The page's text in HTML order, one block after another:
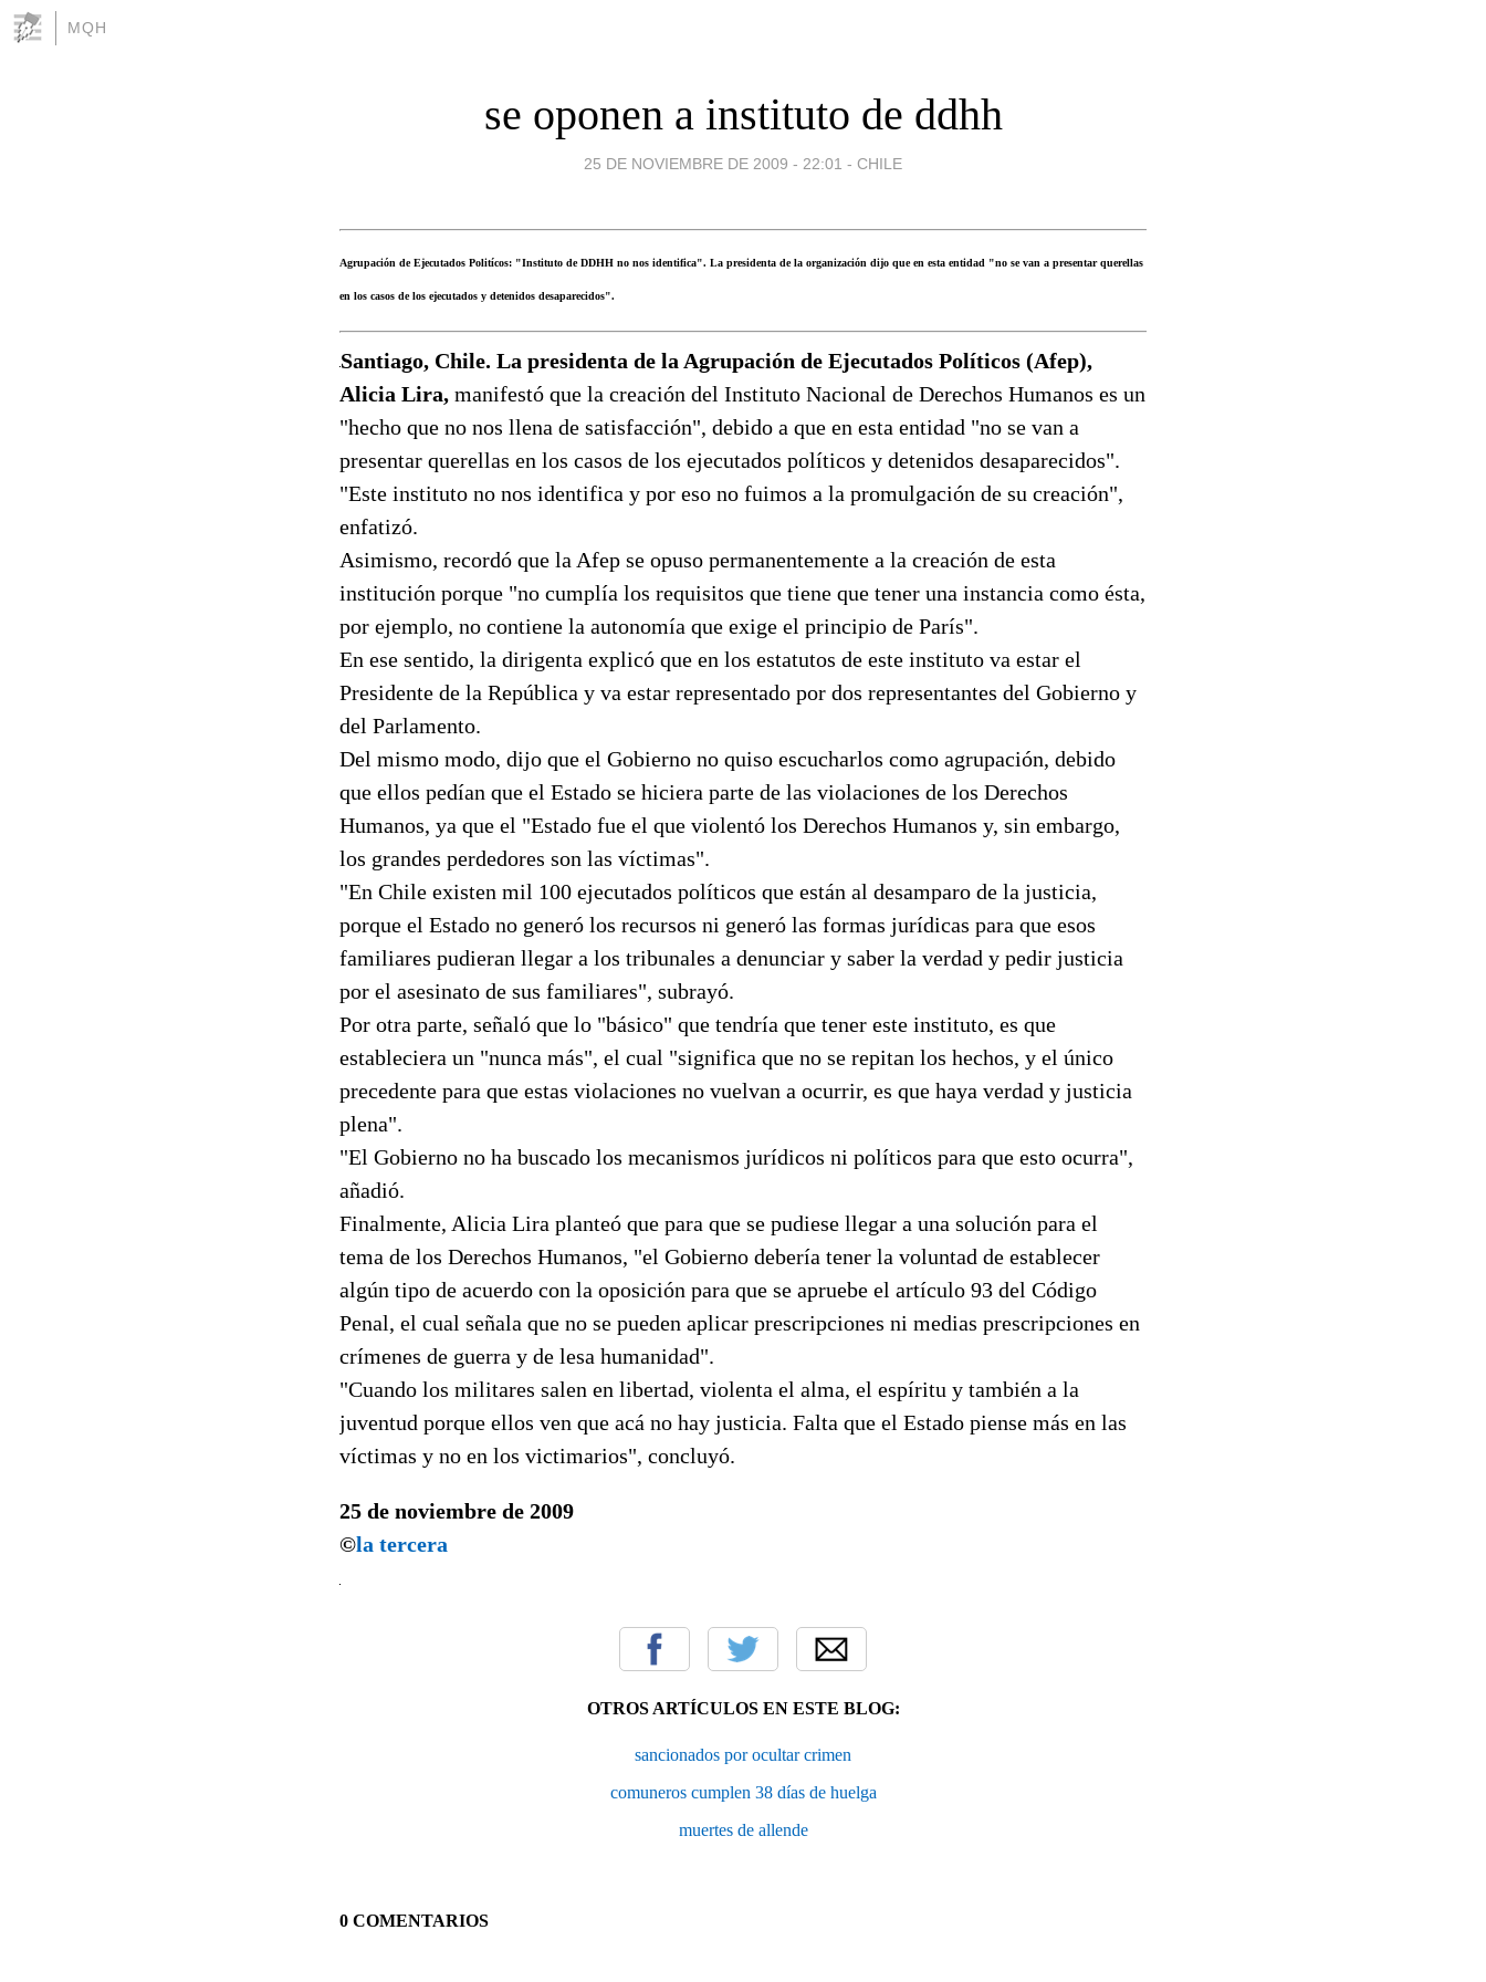
MQH
se oponen a instituto de ddhh
25 DE NOVIEMBRE DE 2009 - 22:01 - CHILE
Agrupación de Ejecutados Politícos: "Instituto de DDHH no nos identifica". La presidenta de la organización dijo que en esta entidad "no se van a presentar querellas
en los casos de los ejecutados y detenidos desaparecidos".
Santiago, Chile. La presidenta de la Agrupación de Ejecutados Políticos (Afep),
Alicia Lira, manifestó que la creación del Instituto Nacional de Derechos Humanos es un
"hecho que no nos llena de satisfacción", debido a que en esta entidad "no se van a
presentar querellas en los casos de los ejecutados políticos y detenidos desaparecidos".
"Este instituto no nos identifica y por eso no fuimos a la promulgación de su creación",
enfatizó.
Asimismo, recordó que la Afep se opuso permanentemente a la creación de esta
institución porque "no cumplía los requisitos que tiene que tener una instancia como ésta,
por ejemplo, no contiene la autonomía que exige el principio de París".
En ese sentido, la dirigenta explicó que en los estatutos de este instituto va estar el
Presidente de la República y va estar representado por dos representantes del Gobierno y
del Parlamento.
Del mismo modo, dijo que el Gobierno no quiso escucharlos como agrupación, debido
que ellos pedían que el Estado se hiciera parte de las violaciones de los Derechos
Humanos, ya que el "Estado fue el que violentó los Derechos Humanos y, sin embargo,
los grandes perdedores son las víctimas".
"En Chile existen mil 100 ejecutados políticos que están al desamparo de la justicia,
porque el Estado no generó los recursos ni generó las formas jurídicas para que esos
familiares pudieran llegar a los tribunales a denunciar y saber la verdad y pedir justicia
por el asesinato de sus familiares", subrayó.
Por otra parte, señaló que lo "básico" que tendría que tener este instituto, es que
estableciera un "nunca más", el cual "significa que no se repitan los hechos, y el único
precedente para que estas violaciones no vuelvan a ocurrir, es que haya verdad y justicia
plena".
"El Gobierno no ha buscado los mecanismos jurídicos ni políticos para que esto ocurra",
añadió.
Finalmente, Alicia Lira planteó que para que se pudiese llegar a una solución para el
tema de los Derechos Humanos, "el Gobierno debería tener la voluntad de establecer
algún tipo de acuerdo con la oposición para que se apruebe el artículo 93 del Código
Penal, el cual señala que no se pueden aplicar prescripciones ni medias prescripciones en
crímenes de guerra y de lesa humanidad".
"Cuando los militares salen en libertad, violenta el alma, el espíritu y también a la
juventud porque ellos ven que acá no hay justicia. Falta que el Estado piense más en las
víctimas y no en los victimarios", concluyó.
25 de noviembre de 2009
©la tercera
OTROS ARTÍCULOS EN ESTE BLOG:
sancionados por ocultar crimen
comuneros cumplen 38 días de huelga
muertes de allende
0 COMENTARIOS